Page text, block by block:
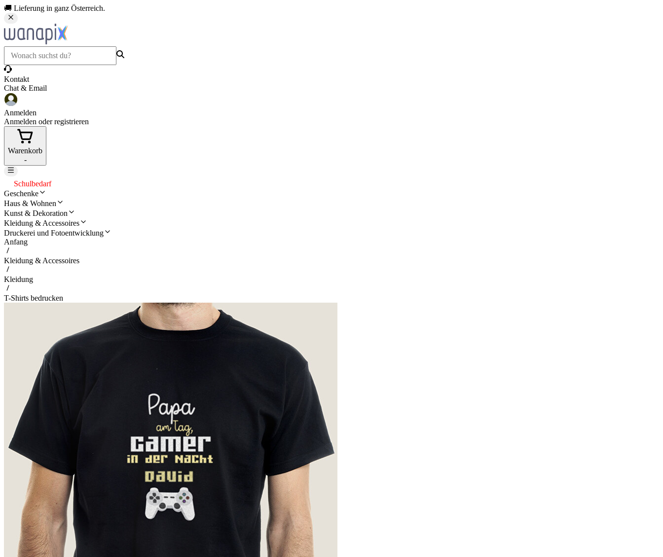
🚚 Lieferung in ganz Österreich.
Kontakt
Chat & Email
Anmelden
Anmelden oder registrieren
Warenkorb
-
Schulbedarf
Geschenke
Haus & Wohnen
Kunst & Dekoration
Kleidung & Accessoires
Druckerei und Fotoentwicklung
Anfang
Kleidung & Accessoires
Kleidung
T-Shirts bedrucken